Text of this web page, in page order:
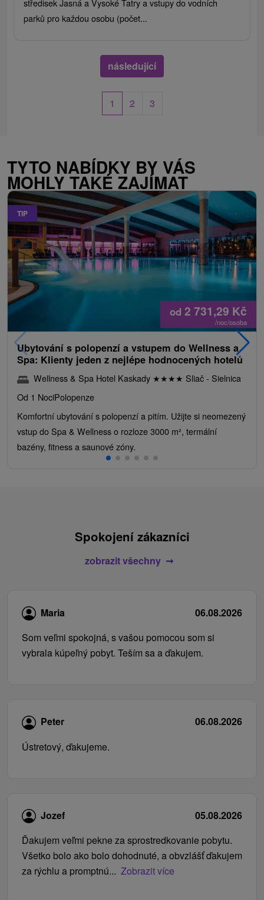
středisek Jasná a Vysoké Tatry a vstupy do vodních
parků pro každou osobu (počet...
následující
1 2 3
TYTO NABÍDKY BY VÁS
MOHLY TAKÉ ZAJÍMAT
TIP
od 2 731,29 Kč
/noc/osoba
Ubytování s polopenzí a vstupem do Wellness a
Spa: Klienty jeden z nejlépe hodnocených hotelů
Wellness & Spa Hotel Kaskady ★★★★ Sliač - Sielnica
Od 1 NociPolopenze
Komfortní ubytování s polopenzí a pitím. Užijte si neomezený
vstup do Spa & Wellness o rozloze 3000 m², termální
bazény, fitness a saunové zóny.
Spokojení zákazníci
zobrazit všechny
Maria
06.08.2026
Som veľmi spokojná, s vašou pomocou som si
vybrala kúpeľný pobyt. Teším sa a ďakujem.
Peter
06.08.2026
Ústretový, ďakujeme.
Jozef
05.08.2026
Ďakujem veľmi pekne za sprostredkovanie pobytu.
Všetko bolo ako bolo dohodnuté, a obvzlášť ďakujem
za rýchlu a promptnú... Zobrazit více